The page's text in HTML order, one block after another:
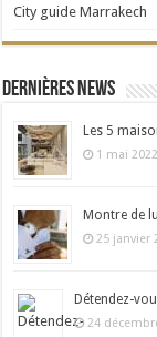
City guide Marrakech
Dernières news
Les 5
1 mai 2022
Montre de
25 janvier
Détendez-
24